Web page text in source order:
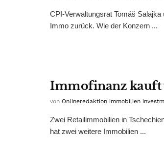
CPI-Verwaltungsrat Tomáš
Immo zurück. Wie der Konzern ...
Immofinanz kauft
von Onlineredaktion immobilien
Zwei Retailimmobilien in
hat zwei weitere Immobilien ...